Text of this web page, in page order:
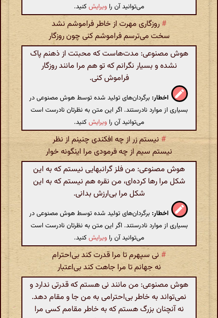
می‌توانید آن را ویرایشکنید.
# روزگاری مهرت از خاطر فراموشم نشد
سخت ‌می‌ترسم فراموشم‌ کنی چون روزگار
هوش مصنوعی: مدت‌هاست که محبتت از ذهنم پاک
نشده و بسیار نگرانم که تو هم مرا مانند روزگار
فراموش کنی.
اخطار: برگردان‌های تولید شده توسط هوش مصنوعی در
بسیاری از موارد نادرستند. اگر این متن به نظرتان نادرست است
می‌توانید آن را ویرایشکنید.
# نیستم زر از چه افکندی چنینم از نظر
نیستم سیم از چه فرمودی مرا اینگونه خوار
هوش مصنوعی: من فلز گرانبهایی نیستم که به این
شکل مرا رها کرده‌ای، من نقره هم نیستم که به این
شکل مرا بی‌ارزش بدانی.
اخطار: برگردان‌های تولید شده توسط هوش مصنوعی در
بسیاری از موارد نادرستند. اگر این متن به نظرتان نادرست است
می‌توانید آن را ویرایشکنید.
#نی سپهرم تا مرا قدرت کند بی‌احترام
نه جهانم تا مرا جاهت‌ کند بی‌اعتبار
هوش مصنوعی: من مانند نی هستم که قدرتی ندارد و
نمی‌تواند به خاطر بی‌احترامی به من جا و مقام دهد.
نه آنچنان بزرگ هستم که به خاطر مقامم کسی مرا